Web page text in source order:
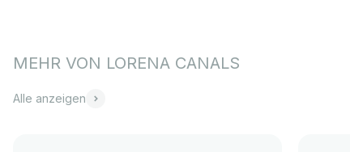
Alle anzeigen